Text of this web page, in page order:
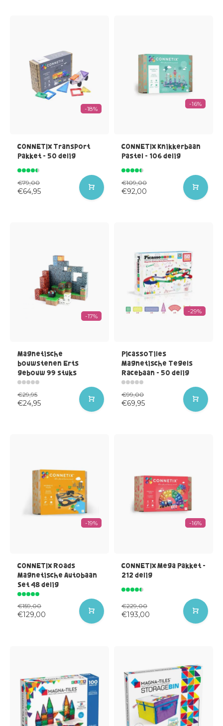
-18%
CONNETIX Transport
Pakket - 50 delig
€79,00
€64,95
-16%
CONNETIX Knikkerbaan
Pastel - 106 delig
€109,00
€92,00
-17%
Magnetische
bouwstenen Erts
gebouw 99 stuks
€29,95
€24,95
-29%
PicassoTiles
Magnetische Tegels
Racebaan - 50 delig
€99,00
€69,95
-19%
CONNETIX Roads
Magnetische Autobaan
Set 48 delig
€159,00
€129,00
-16%
CONNETIX Mega Pakket -
212 delig
€229,00
€193,00